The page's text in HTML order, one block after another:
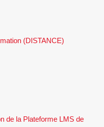
(DISTANCE)
de la Plateforme LMS de